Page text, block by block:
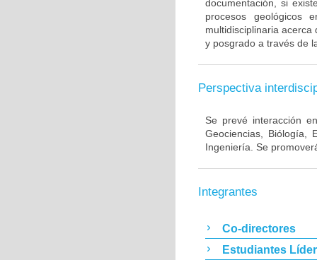
documentación, si
procesos geológicos
multidisciplinaria
y posgrado a través de
Perspectiva
Se prevé interacción
Geociencias, Biólogía,
Ingeniería. Se
Integrantes
Co-directores
Estudiantes